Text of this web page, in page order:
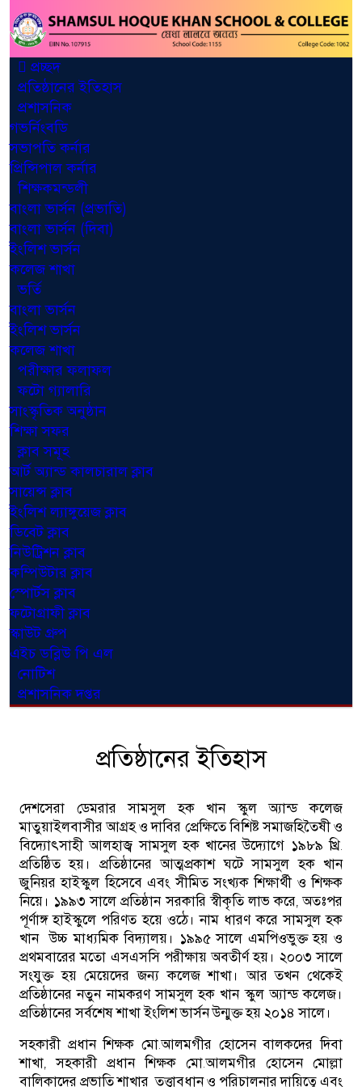
প্রচ্ছদ
প্রতিষ্ঠানের ইতিহাস
প্রশাসনিক
গভর্নিংবডি
সভাপতি কর্নার
প্রিন্সিপাল কর্নার
শিক্ষকমন্ডলী
বাংলা ভার্সন (প্রভাতি)
বাংলা ভার্সন (দিবা)
ইংলিশ ভার্সন
কলেজ শাখা
ভর্তি
বাংলা ভার্সন
ইংলিশ ভার্সন
কলেজ শাখা
পরীক্ষার ফলাফল
ফটো গ্যালারি
সাংস্কৃতিক অনুষ্ঠান
শিক্ষা সফর
ক্লাব সমূহ
আর্ট অ্যান্ড কালচারাল ক্লাব
সায়েন্স ক্লাব
ইংলিশ ল্যাঙ্গুয়েজ ক্লাব
ডিবেট ক্লাব
নিউট্রিশন ক্লাব
কম্পিউটার ক্লাব
স্পোর্টস ক্লাব
ফটোগ্রাফী ক্লাব
স্কাউট গ্রুপ
এইচ ডব্লিউ পি এল
নোটিশ
প্রশাসনিক দপ্তর
প্রতিষ্ঠানের ইতিহাস
দেশসেরা ডেমরার সামসুল হক খান স্কুল অ্যান্ড কলেজ
মাতুয়াইলবাসীর আগ্রহ ও দাবির প্রেক্ষিতে বিশিষ্ট সমাজহিতৈষী ও
বিদ্যোৎসাহী আলহাজ্ব সামসুল হক খানের উদ্যোগে ১৯৮৯ খ্রি.
প্রতিষ্ঠিত হয়। প্রতিষ্ঠানের আত্মপ্রকাশ ঘটে সামসুল হক খান
জুনিয়র হাইস্কুল হিসেবে এবং সীমিত সংখ্যক শিক্ষার্থী ও শিক্ষক
নিয়ে। ১৯৯৩ সালে প্রতিষ্ঠান সরকারি স্বীকৃতি লাভ করে, অতঃপর
পূর্ণাঙ্গ হাইস্কুলে পরিণত হয়ে ওঠে। নাম ধারণ করে সামসুল হক
খান উচ্চ মাধ্যমিক বিদ্যালয়। ১৯৯৫ সালে এমপিওভুক্ত হয় ও
প্রথমবারের মতো এসএসসি পরীক্ষায় অবতীর্ণ হয়। ২০০৩ সালে
সংযুক্ত হয় মেয়েদের জন্য কলেজ শাখা। আর তখন থেকেই
প্রতিষ্ঠানের নতুন নামকরণ সামসুল হক খান স্কুল অ্যান্ড কলেজ।
প্রতিষ্ঠানের সর্বশেষ শাখা ইংলিশ ভার্সন উন্মুক্ত হয় ২০১৪ সালে।
সহকারী প্রধান শিক্ষক মো.আলমগীর হোসেন বালকদের দিবা
শাখা, সহকারী প্রধান শিক্ষক মো.আলমগীর হোসেন মোল্লা
বালিকাদের প্রভাতি শাখার তত্ত্বাবধান ও পরিচালনার দায়িত্বে এবং